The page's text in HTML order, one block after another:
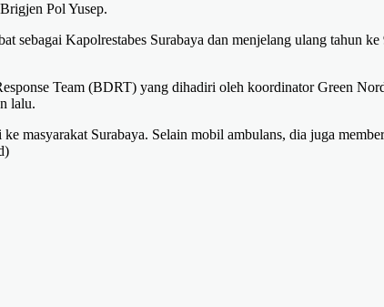
Pol Yusep.
sebagai Kapolrestabes Surabaya dan menjelang ulang tahun ke
Team (BDRT) yang dihadiri oleh koordinator Green
lalu.
masyarakat Surabaya. Selain mobil ambulans, dia juga